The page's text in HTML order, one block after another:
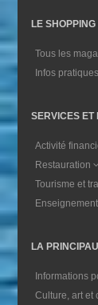
LE
Tous les
Infos pratiques
SERVICES ET
Activité
Restauration
Tourisme et
LA
Informations
Culture, art et